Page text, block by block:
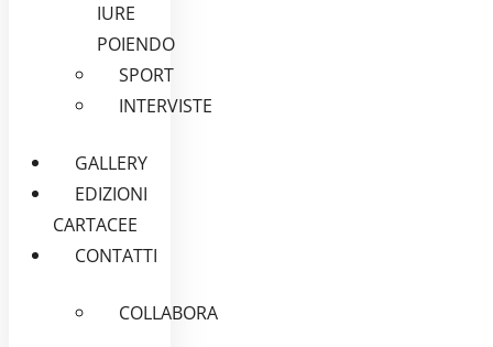
IURE
POIENDO
SPORT
INTERVISTE
GALLERY
EDIZIONI
CARTACEE
CONTATTI
COLLABORA